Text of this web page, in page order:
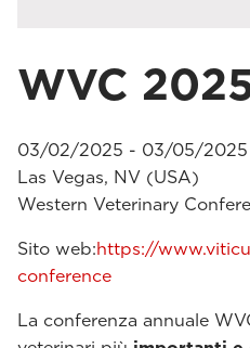
WVC
03/02/2025 - 03/05/2025
Las Vegas, NV (USA)
Western Veterinary
Sito web:https://
conference
La conferenza annuale